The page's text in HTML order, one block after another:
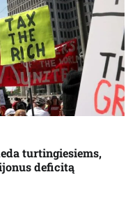
turtingiesiems,
deficitą